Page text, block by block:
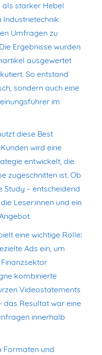
als starker Hebel
Industrietechnik
Umfragen zu
Ergebnisse wurden
ausgewertet
So entstand
sondern auch eine
im
diese Best
wird eine
entwickelt, die
zugeschnitten ist. Ob
– entscheidend
Leser:innen und ein
eine wichtige Rolle:
Ads ein, um
kombinierte
Videostatements
das Resultat war eine
innerhalb
Formaten und